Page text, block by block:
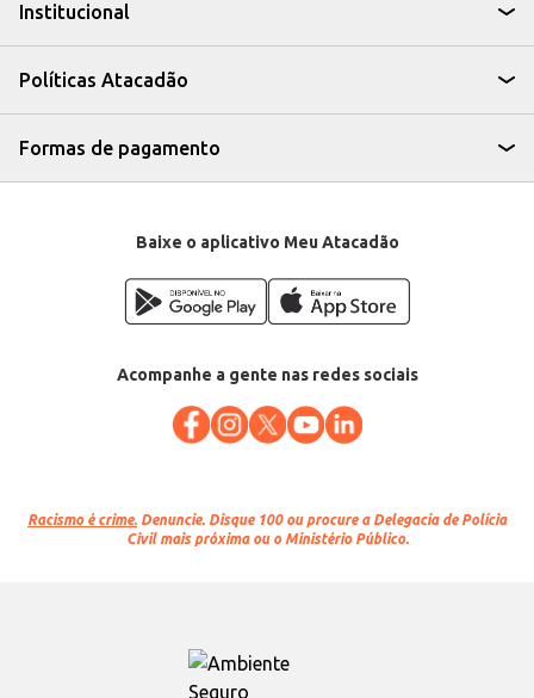
Institucional
Políticas Atacadão
Formas de pagamento
Baixe o aplicativo Meu Atacadão
Acompanhe a gente nas redes sociais
Racismo é crime. Denuncie. Disque 100 ou procure a Delegacia de Polícia
Civil mais próxima ou o Ministério Público.